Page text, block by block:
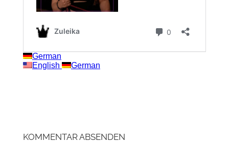
KOMMENTAR ABSENDEN